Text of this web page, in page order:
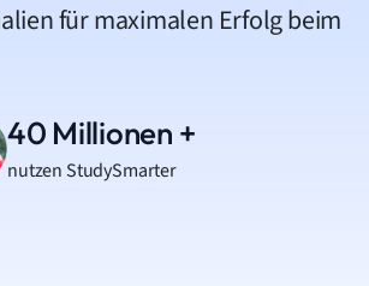
für maximalen Erfolg beim
40 Millionen +
nutzen StudySmarter